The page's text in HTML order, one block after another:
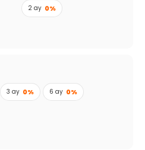
2 ay 0%
3 ay 0% 6 ay 0%